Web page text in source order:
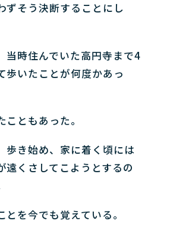
ずそう決断することにし
当時住んでいた高円寺まで4
歩いたことが何度かあっ
ともあった。
歩き始め、家に着く頃には
遠くさしてこようとするの
とを今でも覚えている。